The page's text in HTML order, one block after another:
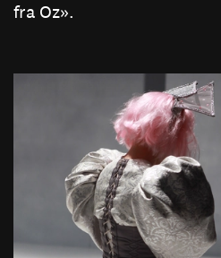
fra Oz».